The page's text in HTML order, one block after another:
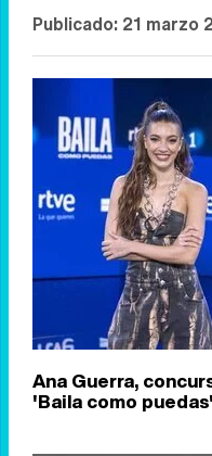
Publicado: 21 marzo
Ana Guerra,
'Baila como puedas'